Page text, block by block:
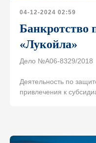
04-12-2024 02:59
Банкротство
«Лукойла»
Дело №А06-8329/2018
Деятельность по
привлечения к
Свяжитесь